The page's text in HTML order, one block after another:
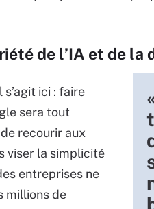
de l’IA et de la
ici : faire
sera tout
recourir aux
viser la simplicité
entreprises ne
millions de